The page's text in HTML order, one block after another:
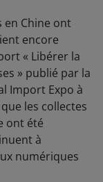
en Chine ont
encore
« Libérer la
» publié par la
Import Expo à
les collectes
ont été
à
numériques